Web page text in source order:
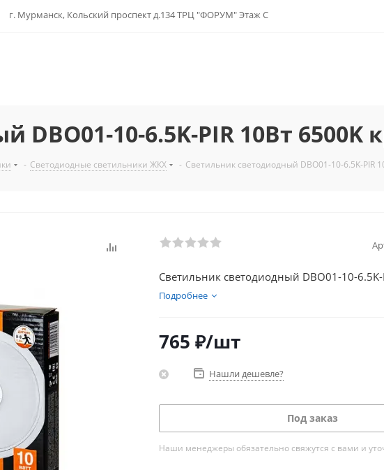
г. Мурманск, Кольский проспект д.134 ТРЦ "ФОРУМ" Этаж С
10-6.5K-PIR 10Вт 6500K
- Светодиодные светильники ЖКХ - Светильник светодиодный DBO01-10-6.5K-PIR
Светильник светодиодный DBO01-10-6.5K-
Подробнее
765 ₽/шт
Нашли дешевле?
Под заказ
Наши менеджеры обязательно свяжутся с вами и